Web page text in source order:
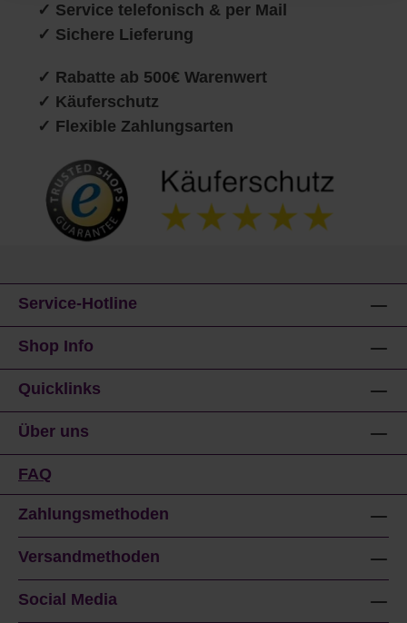
✓ Service telefonisch & per Mail
✓ Sichere Lieferung
✓ Rabatte ab 500€ Warenwert
✓ Käuferschutz
✓ Flexible Zahlungsarten
Service-Hotline
Shop Info
Quicklinks
Über uns
FAQ
Zahlungsmethoden
Versandmethoden
Social Media